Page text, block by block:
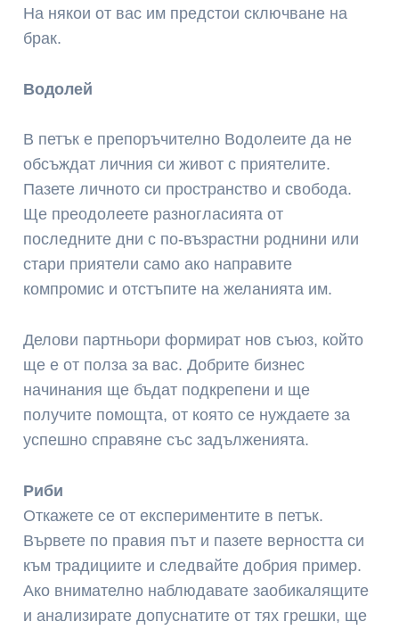
На някои от вас им предстои сключване на
брак.
Водолей
В петък е препоръчително Водолеите да не
обсъждат личния си живот с приятелите.
Пазете личното си пространство и свобода.
Ще преодолеете разногласията от
последните дни с по-възрастни роднини или
стари приятели само ако направите
компромис и отстъпите на желанията им.
Делови партньори формират нов съюз, който
ще е от полза за вас. Добрите бизнес
начинания ще бъдат подкрепени и ще
получите помощта, от която се нуждаете за
успешно справяне със задълженията.
Риби
Откажете се от експериментите в петък.
Вървете по правия път и пазете верността си
към традициите и следвайте добрия пример.
Ако внимателно наблюдавате заобикалящите
и анализирате допуснатите от тях грешки, ще